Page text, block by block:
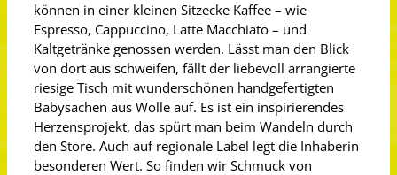
können in einer kleinen Sitzecke Kaffee – wie
Espresso, Cappuccino, Latte Macchiato – und
Kaltgetränke genossen werden. Lässt man den Blick
von dort aus schweifen, fällt der liebevoll arrangierte
riesige Tisch mit wunderschönen handgefertigten
Babysachen aus Wolle auf. Es ist ein inspirierendes
Herzensprojekt, das spürt man beim Wandeln durch
den Store. Auch auf regionale Label legt die Inhaberin
besonderen Wert. So finden wir Schmuck von